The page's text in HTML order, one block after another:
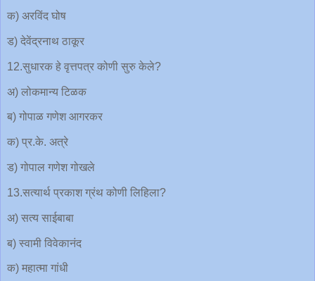
क) अरविंद घोष
ड) देवेंद्रनाथ ठाकूर
12.सुधारक हे वृत्तपत्र कोणी सुरु केले?
अ) लोकमान्य टिळक
ब) गोपाळ गणेश आगरकर
क) प्र.के. अत्रे
ड) गोपाल गणेश गोखले
13.सत्यार्थ प्रकाश ग्रंथ कोणी लिहिला?
अ) सत्य साईबाबा
ब) स्वामी विवेकानंद
क) महात्मा गांधी